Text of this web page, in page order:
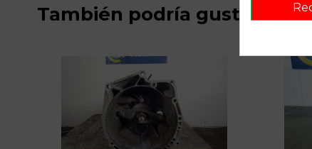
También podría gustarte